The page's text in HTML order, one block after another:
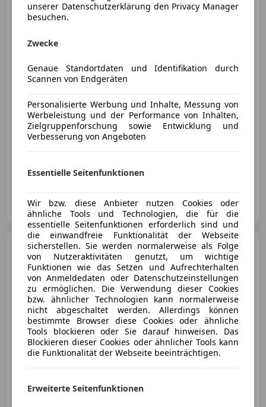
Ford Galaxy2,0 TDCi
AKTIONSZINSSATZ ab 5,99%FIX! AKTIONSWOCHE! BESTPREIS!
LuCars GmbH
AT-5020 Salzburg
Ford FocusTurnier 1.5 EcoBl.
"SITZH*R-
KAM*NAVI*LED*TEMP"
€ 16 950 1
03/2022 37 875 km Diesel
unserer Datenschutzerklärung den Privacy Manager
besuchen.
Zwecke
Genaue Standortdaten und Identifikation durch
Scannen von Endgeräten
Personalisierte Werbung und Inhalte, Messung von
Werbeleistung und der Performance von Inhalten,
Zielgruppenforschung sowie Entwicklung und
Verbesserung von Angeboten
Essentielle Seitenfunktionen
Wir bzw. diese Anbieter nutzen Cookies oder
ähnliche Tools und Technologien, die für die
essentielle Seitenfunktionen erforderlich sind und
die einwandfreie Funktionalität der Webseite
sicherstellen. Sie werden normalerweise als Folge
von Nutzeraktivitäten genutzt, um wichtige
Funktionen wie das Setzen und Aufrechterhalten
von Anmeldedaten oder Datenschutzeinstellungen
zu ermöglichen. Die Verwendung dieser Cookies
bzw. ähnlicher Technologien kann normalerweise
nicht abgeschaltet werden. Allerdings können
bestimmte Browser diese Cookies oder ähnliche
Tools blockieren oder Sie darauf hinweisen. Das
Blockieren dieser Cookies oder ähnlicher Tools kann
die Funktionalität der Webseite beeinträchtigen.
Erweiterte Seitenfunktionen